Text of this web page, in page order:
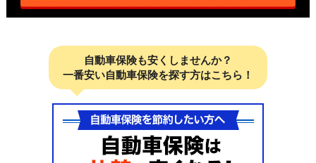
自動車保険も安くしませんか？
一番安い自動車保険を探す方はこちら！